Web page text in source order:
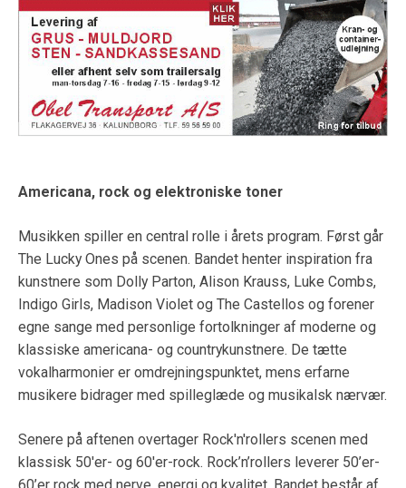
Americana, rock og elektroniske toner
Musikken spiller en central rolle i årets program. Først går
The Lucky Ones på scenen. Bandet henter inspiration fra
kunstnere som Dolly Parton, Alison Krauss, Luke Combs,
Indigo Girls, Madison Violet og The Castellos og forener
egne sange med personlige fortolkninger af moderne og
klassiske americana- og countrykunstnere. De tætte
vokalharmonier er omdrejningspunktet, mens erfarne
musikere bidrager med spilleglæde og musikalsk nærvær.
Senere på aftenen overtager Rock'n'rollers scenen med
klassisk 50'er- og 60'er-rock. Rock’n’rollers leverer 50’er-
60’er rock med nerve, energi og kvalitet. Bandet består af